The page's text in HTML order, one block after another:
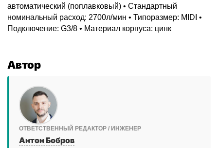
автоматический (поплавковый) • Стандартный
номинальный расход: 2700л/мин • Типоразмер: MIDI •
Подключение: G3/8 • Материал корпуса: цинк
Автор
ОТВЕТСТВЕННЫЙ РЕДАКТОР / ИНЖЕНЕР
Антон Бобров